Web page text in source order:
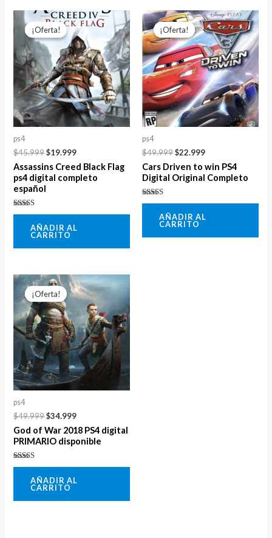
¡Oferta!
¡Oferta!
ps4
$45.999
El
precio
original
era:
$45.999.
$19.999
El
precio
actual
es:
$19.999.
Assassins Creed Black Flag
ps4 digital completo
español
Valorado
AÑADIR AL
CARRITO
¡Oferta!
¡Oferta!
ps4
$49.999
El
precio
original
era:
$49.999.
$22.999
El
precio
actual
es:
$22.999.
Cars Driven to win PS4
Digital Original Completo
Valorado
AÑADIR AL
CARRITO
¡Oferta!
¡Oferta!
ps4
$49.999
El
precio
original
era:
$49.999.
$34.999
El
precio
actual
es:
$34.999.
God of War 2018 PS4 digital
PRIMARIO disponible
Valorado
AÑADIR AL
CARRITO